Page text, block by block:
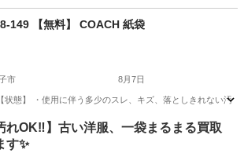
調理器具 ニトリ
149 【無料】 COACH 紙袋
市 8月7日
状態】 ・使用に伴う多少のスレ、キズ、落としきれない汚
ラッピング用品 現地
れOK‼️】古い洋服、一袋まるまる買取
す✨